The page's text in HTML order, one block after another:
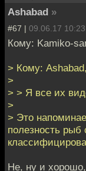
Ashabad »
#67 | 09.06.17 10:23
Кому: Kamiko-
> Кому: Ashabad,
>
> > Я все их
>
> Это
полезность рыб
Не, ну и